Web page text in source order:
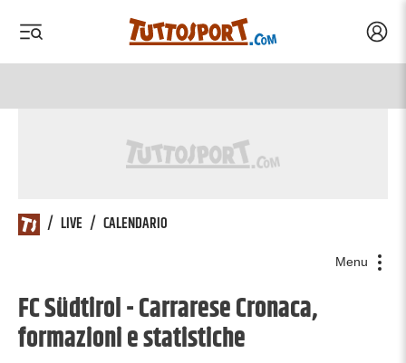
/ LIVE / CALENDARIO
Menu
FC Südtirol - Carrarese Cronaca,
formazioni e statistiche